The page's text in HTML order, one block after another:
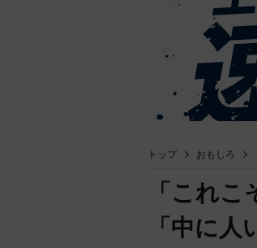
トップ おもしろ
「これ
「中に